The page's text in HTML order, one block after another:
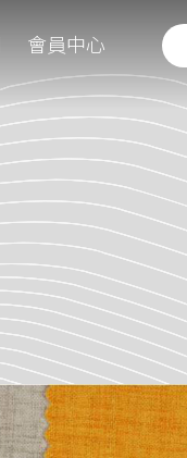
會員中心